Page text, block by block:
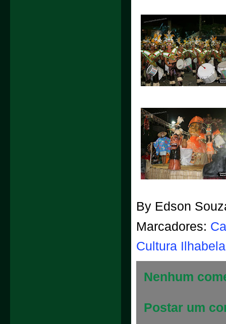
By Edson
Marcadores:
Cultura Ilhabela
Nenhum
Postar um